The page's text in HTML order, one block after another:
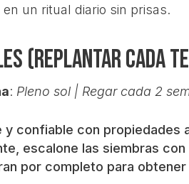
un ritual diario sin prisas.
(replantar cada
: Pleno sol | Regar cada 2
y confiable con
escalone las siembras
por completo para